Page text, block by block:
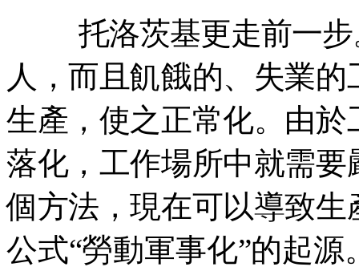
托洛茨基更走前一
人，而且飢餓的、失業
生產，使之正常化。由
落化，工作場所中就需
個方法，現在可以導致
公式“勞動軍事化”的起